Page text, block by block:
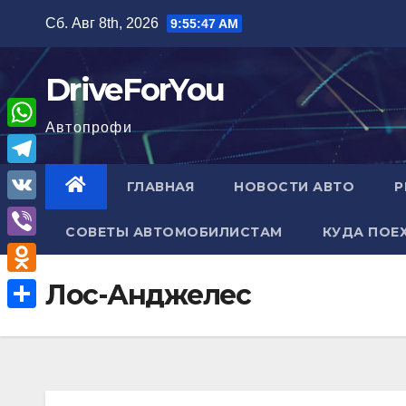
содержимому
Сб. Авг 8th, 2026 9:55:48 AM
DriveForYou
Автопрофи
ГЛАВНАЯ НОВОСТИ АВТО
СОВЕТЫ АВТОМОБИЛИСТАМ КУДА
Лос-Анджелес
W
h
a
A
T
e
l
e
g
V
K
V
i
b
e
O